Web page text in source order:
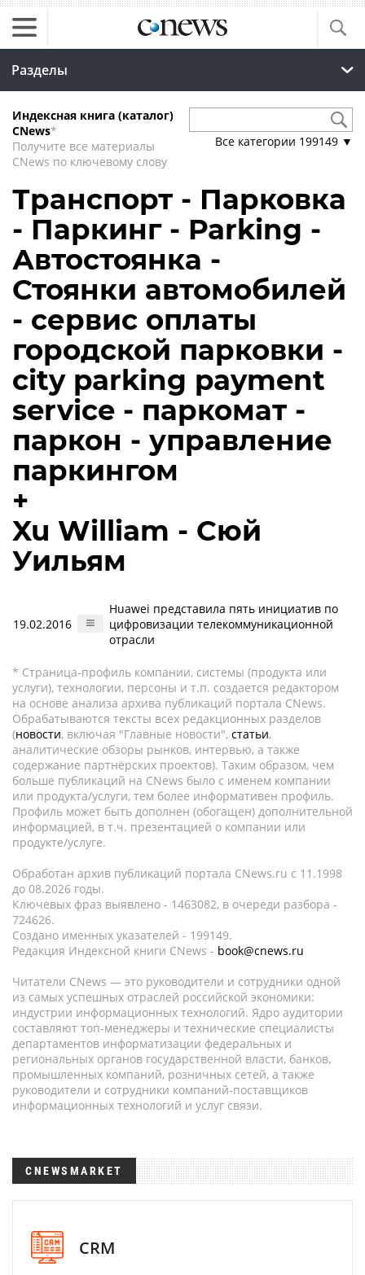
Разделы
Индексная книга (каталог)
CNews*
Получите все материалы
CNews по ключевому слову
Все категории 199149 ▼
Транспорт - Парковка
- Паркинг - Parking -
Автостоянка -
Стоянки автомобилей
- сервис оплаты
городской парковки -
city parking payment
service - паркомат -
паркон - управление
паркингом
+
Xu William - Сюй
Уильям
19.02.2016
Huawei представила пять инициатив по
цифровизации телекоммуникационной
отрасли
* Страница-профиль компании, системы (продукта или
услуги), технологии, персоны и т.п. создается редактором
на основе анализа архива публикаций портала CNews.
Обрабатываются тексты всех редакционных разделов
(новости, включая "Главные новости", статьи,
аналитические обзоры рынков, интервью, а также
содержание партнёрских проектов). Таким образом, чем
больше публикаций на CNews было с именем компании
или продукта/услуги, тем более информативен профиль.
Профиль может быть дополнен (обогащен) дополнительной
информацией, в т.ч. презентацией о компании или
продукте/услуге.
Обработан архив публикаций портала CNews.ru c 11.1998
до 08.2026 годы.
Ключевых фраз выявлено - 1463082, в очереди разбора -
724626.
Создано именных указателей - 199149.
Редакция Индексной книги CNews - book@cnews.ru
Читатели CNews — это руководители и сотрудники одной
из самых успешных отраслей российской экономики:
индустрии информационных технологий. Ядро аудитории
составляют топ-менеджеры и технические специалисты
департаментов информатизации федеральных и
региональных органов государственной власти, банков,
промышленных компаний, розничных сетей, а также
руководители и сотрудники компаний-поставщиков
информационных технологий и услуг связи.
CNEWSMARKET
CRM